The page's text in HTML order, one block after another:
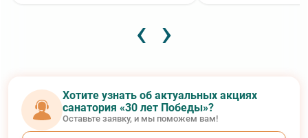
‹ ›
Хотите узнать об актуальных акциях
санатория «30 лет Победы»?
Оставьте заявку, и мы поможем вам!